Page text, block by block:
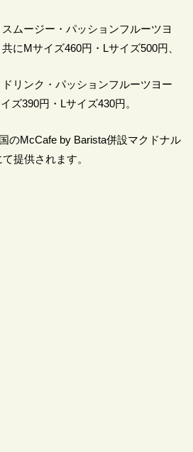
ムージー・パッションフルーツヨ
にMサイズ460円・Lサイズ500円、
リンク・パッションフルーツヨー
ズ390円・Lサイズ430円。
のMcCafe by Barista併設マクドナル
提供されます。